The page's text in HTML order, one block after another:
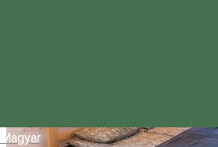
Magyar